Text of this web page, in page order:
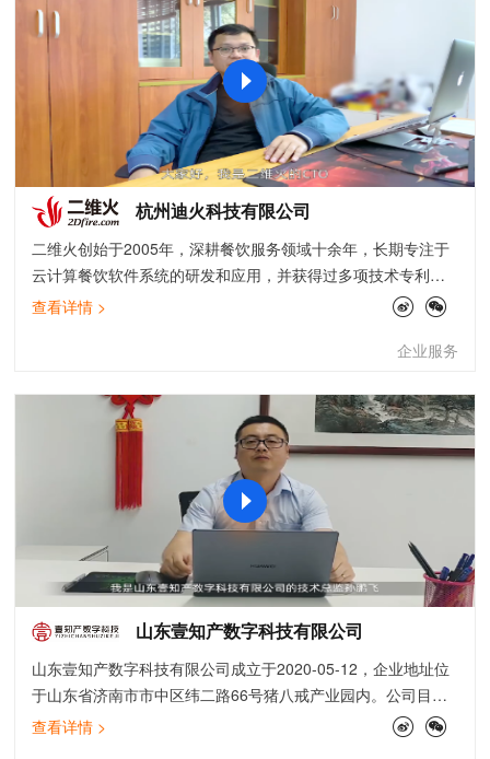
利。
杭州迪火科技有限公司
二维火创始于2005年，深耕餐饮服务领域十余年，长期专注于
云计算餐饮软件系统的研发和应用，并获得过多项技术专利和
知识产权。从前厅后厨、到供应链、数据化运营等等，通过智
等功能模块组成完整的服务矩阵，为超过50万家餐饮和零售门
查看详情 >
企业服务
山东壹知产数字科技有限公司
山东壹知产数字科技有限公司成立于2020-05-12，企业地址位
于山东省济南市市中区纬二路66号猪八戒产业园内。公司目前
为山东省电子商务协会会员单位，已获得“企业信用评价AAA级
查看详情 >